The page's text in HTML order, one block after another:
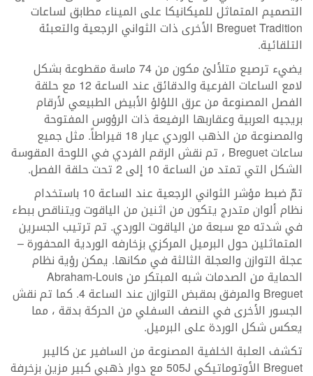
التصميم المتماثل للميكانيكا على الميناء مطابق لساعات
Breguet Tradition الأخرى ذات الثواني الرجعية والتعبئة
التلقائية.
يضيء ترصيع متلألئ مكون من 74 ماسة مقطوعة بشكل
لامع الساعات الفرعية والدقائق عند الساعة 12 مع حلقة
الفصل المصنوعة من عرق اللؤلؤ الأبيض الطبيعي لأرقام
بريجيه العربية وعقاربها الرفيعة ذات الرؤوس المفتوحة
والمصنوعة من الذهب الوردي عيار 18 قيراطاً. مثل جميع
ساعات Breguet ، تم نقش الرقم الفردي في اللوحة المقوسة
الشكل التي تمتد من الساعة 10 إلى 2 تحت حلقة الفصل.
تمّ ضبط مؤشر الثواني الرجعية عند الساعة 10 باستخدام
نظام ألوان متدرج يتكون من اثنين من الياقوت ويتناقص ببطء
في شدته مع سبعة من الياقوت الوردي. تم ترتيب الجسرين
المتماثلين حول البرميل المركزي بزخارفه الوردية المحفورة –
عجلة التوازن والعجلة الثالثة في مكانها. يمكن رؤية نظام
الحماية من الصدمات شبه المبتكر من Abraham-Louis
Breguet والمرفق بمقبض التوازن عند الساعة 4. كما تم نقش
الجسور الأخرى في النصف السفلي من الحركة بدقة ، مما
يعكس شكل الوردة على البرميل.
تكشف العلبة الخلفية المصنوعة من السافير عن كاليبر
Breguet الأوتوماتيكي 505J مع دوار ذهبي كبير مزين بزخرفة